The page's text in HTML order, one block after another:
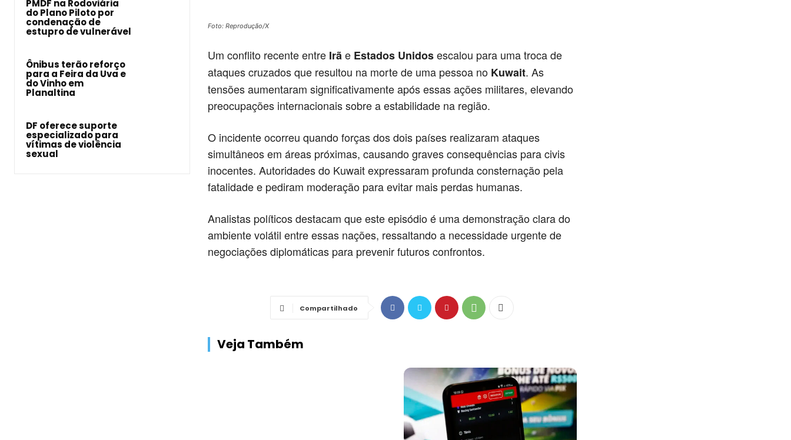
PMDF na Rodoviária
do Plano Piloto por
condenação de
estupro de vulnerável
Ônibus terão reforço
para a Feira da Uva e
do Vinho em
Planaltina
DF oferece suporte
especializado para
vítimas de violência
sexual
Foto: Reprodução/X
Um conflito recente entre Irã e Estados Unidosescalou para uma troca de
ataques cruzados que resultou na morte de uma pessoa no Kuwait. As
tensões aumentaram significativamente após essas ações militares, elevando
preocupações internacionais sobre a estabilidade na região.
O incidente ocorreu quando forças dos dois países realizaram ataques
simultâneos em áreas próximas, causando graves consequências para civis
inocentes. Autoridades do Kuwait expressaram profunda consternação pela
fatalidade e pediram moderação para evitar mais perdas humanas.
Analistas políticos destacam que este episódio é uma demonstração clara do
ambiente volátil entre essas nações, ressaltando a necessidade urgente de
negociações diplomáticas para prevenir futuros confrontos.
Compartilhado
Veja Também